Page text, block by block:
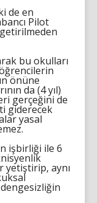
de en
Pilot
bu okulları
önüne
da (4 yıl)
gerçeğini de
giderecek
yasal
işbirliği ile 6
yetiştirip, aynı
dengesizliğin